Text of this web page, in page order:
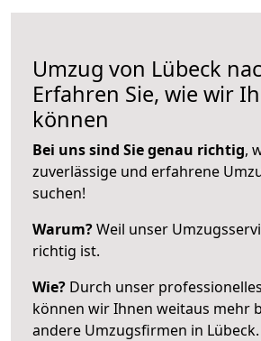
Umzug von Lübeck
Erfahren Sie, wie wir
können
Bei uns sind Sie genau richtig,
zuverlässige und erfahrene
suchen!
Warum?Weil unser
richtig ist.
Wie? Durch unser
können wir Ihnen weitaus mehr
andere Umzugsfirmen in Lübeck.